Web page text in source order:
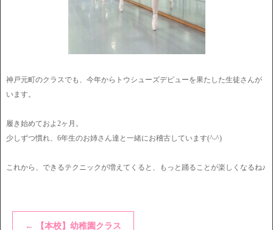
神戸元町のクラスでも、今年からトウシューズデビューを果たした生徒さんが
います。
履き始めておよ2ヶ月。
少しずつ慣れ、6年生のお姉さん達と一緒にお稽古しています(^-^)
これから、できるテクニックが増えてくると、もっと踊ることが楽しくなるね♪
← 【本校】幼稚園クラス